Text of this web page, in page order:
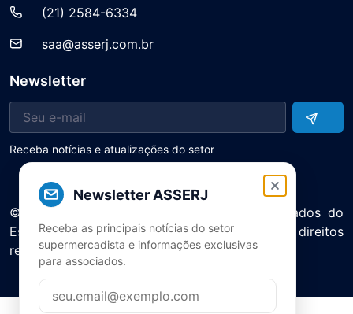
Newsletter ASSERJ
Receba as principais notícias do setor
supermercadista e informações exclusivas
para associados.
(21) 2584-6334
saa@asserj.com.br
Newsletter
Receba notícias e atualizações do setor
© 2025 ASERJ – Associação de Supermercados do
Estado do Rio de Janeiro. Todos os direitos
reservados.
Política de Privacidade Termos de Uso